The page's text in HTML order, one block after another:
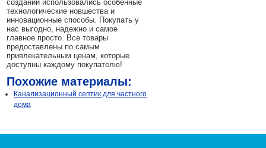
создании использовались особенные
технологические новшества и
инновационные способы. Покупать у
нас выгодно, надежно и самое
главное просто. Все товары
предоставлены по самым
привлекательным ценам, которые
доступны каждому покупателю!
Похожие материалы:
Канализационный септик для частного
дома